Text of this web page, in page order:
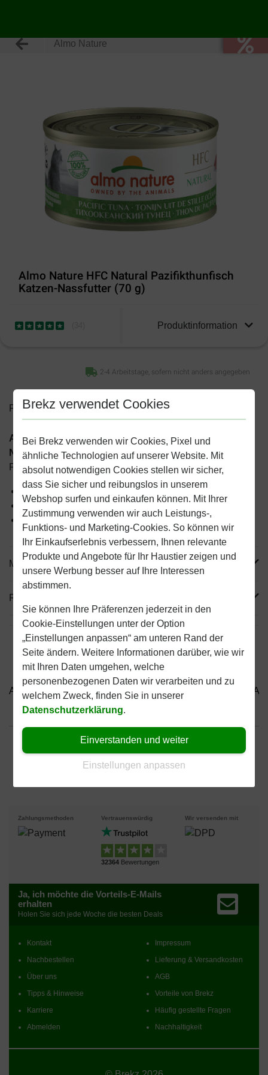
Brekz verwendet Cookies
Bei Brekz verwenden wir Cookies, Pixel und
ähnliche Technologien auf unserer Website. Mit
absolut notwendigen Cookies stellen wir sicher,
dass Sie sicher und reibungslos in unserem
Webshop surfen und einkaufen können. Mit Ihrer
Zustimmung verwenden wir auch Leistungs-,
Funktions- und Marketing-Cookies. So können wir
Ihr Einkaufserlebnis verbessern, Ihnen relevante
Produkte und Angebote für Ihr Haustier zeigen und
unsere Werbung besser auf Ihre Interessen
abstimmen.
Sie können Ihre Präferenzen jederzeit in den
Cookie-Einstellungen unter der Option
„Einstellungen anpassen“ am unteren Rand der
Seite ändern. Weitere Informationen darüber, wie wir
mit Ihren Daten umgehen, welche
personenbezogenen Daten wir verarbeiten und zu
welchem Zweck, finden Sie in unserer
Datenschutzerklärung.
Einverstanden und weiter
Einstellungen anpassen
Almo Nature
Almo Nature HFC Natural Pazifikthunfisch
Katzen-Nassfutter (70 g)
Produktinformation
2-4 Arbeitstage, sofern nicht anders angegeben
Preise inkl. MwSt zzgl.Versandkosten
Almo Nature HFC Natural Pazifikthunfisch Katzen-
Nassfutter (70 g)ist eine anfüllende, natürliche
Fischmahlzeit und geeignet für jede Katze.
Enthält ganze 75% FIsch
Frisch gefangener Fisch, kein Zuchtfisch
Frei von chemischen Zusätzen
Mehr Produktinfos
Reviews
Almo Nature HFC Jelly... Almo Nature HFC Natural...
Versandkostenfrei ab 49
Zahlungsmethoden Vertrauenswürdig
32364 Bewertungen
Wir versenden mit
Ja, ich möchte die Vorteils-E-Mails
erhalten
Holen Sie sich jede Woche die besten Deals
Kontakt
Nachbestellen
Über uns
Tipps & Hinweise
Karriere
Abmelden
Impressum
Lieferung & Versandkosten
AGB
Vorteile von Brekz
Häufig gestellte Fragen
Nachhaltigkeit